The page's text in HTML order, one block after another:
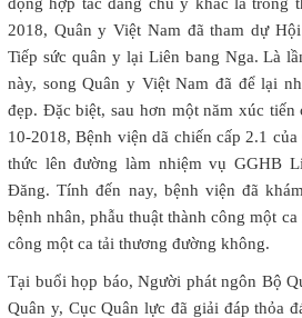
2018, Quân y Việt Nam đã tham dự
Tiếp sức quân y lại Liên bang Nga. Là
này, song Quân y Việt Nam đã để lại
đẹp. Đặc biệt, sau hơn một năm xúc
10-2018, Bệnh viện dã chiến cấp 2.1
thức lên đường làm nhiệm vụ GGHB
Đăng. Tính đến nay, bệnh viện đã
bệnh nhân, phẫu thuật thành công một
công một ca tải thương đường không.
Tại buổi họp báo, Người phát ngôn Bộ
Quân y, Cục Quân lực đã giải đáp thỏa